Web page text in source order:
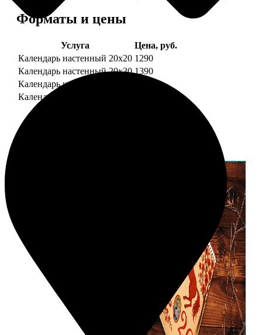
Форматы и цены
Услуга
Цена, руб.
Календарь настенный 20х20 1290
Календарь настенный 20х30 1390
Календарь настенный 30х30
Календарь настенный 30х40